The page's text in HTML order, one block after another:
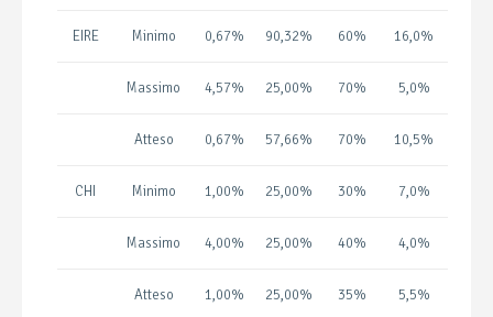
EIRE Minimo 0,67% 90,32% 60% 16,0%
Massimo 4,57% 25,00% 70% 5,0%
Atteso 0,67% 57,66% 70% 10,5%
CHI Minimo 1,00% 25,00% 30% 7,0%
Massimo 4,00% 25,00% 40% 4,0%
Atteso 1,00% 25,00% 35% 5,5%